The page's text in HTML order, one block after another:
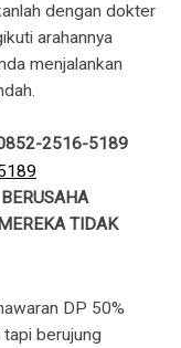
dengan dokter
arahannya
menjalankan
2516-5189
TIDAK
DP 50%
berujung